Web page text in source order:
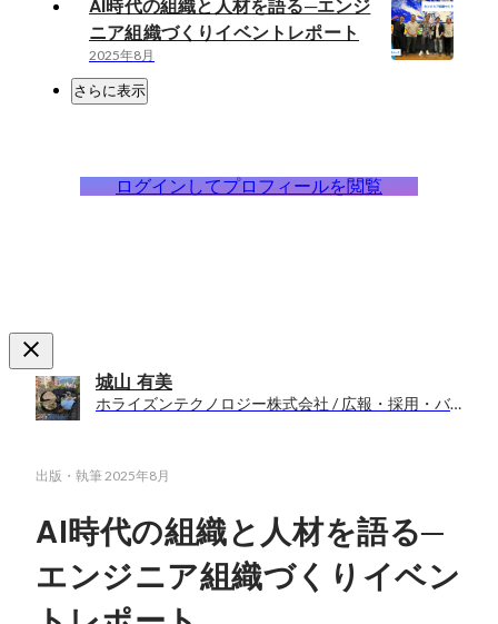
AI時代の組織と人材を語る─エンジ
ニア組織づくりイベントレポート
2025年8月
さらに表示
ログインしてプロフィールを閲覧
城山 有美
ホライズンテクノロジー株式会社 / 広報・採用・バックオフィス
出版・執筆 2025年8月
AI時代の組織と人材を語る─
エンジニア組織づくりイベン